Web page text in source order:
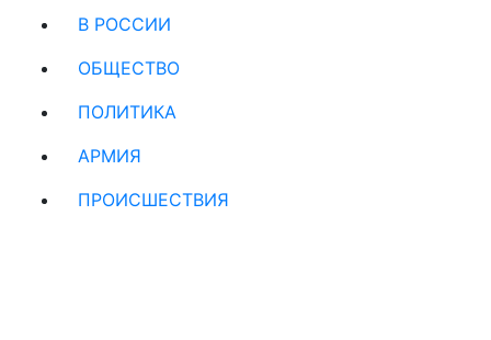
В РОССИИ
ОБЩЕСТВО
ПОЛИТИКА
АРМИЯ
ПРОИСШЕСТВИЯ